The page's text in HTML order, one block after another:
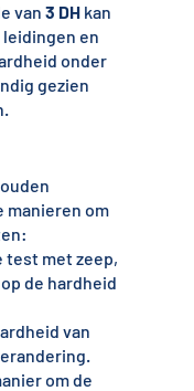
van 3 DHkan
leidingen en
onder
gezien
manieren om
test met zeep,
de hardheid
van
om de